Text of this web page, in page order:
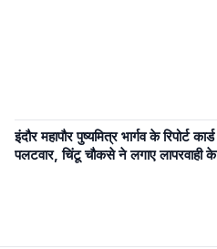
इंदौर महापौर पुष्यमित्र भार्गव के रिपोर्ट
पलटवार, चिंटू चौकसे ने लगाए लापरवाही